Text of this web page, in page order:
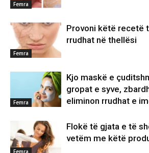
Femra
Femra
Provoni këtë recetë
rrudhat në thellësi
Femra
Kjo maskë e
gropat e syve,
eliminon rrudhat e
Femra
Flokë të gjata e të
vetëm me këtë